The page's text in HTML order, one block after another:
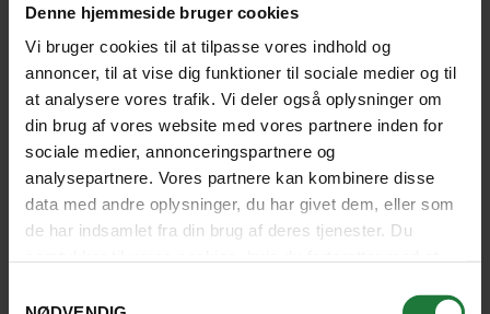
Denne hjemmeside bruger cookies
Vi bruger cookies til at tilpasse vores indhold og
annoncer, til at vise dig funktioner til sociale medier og til
at analysere vores trafik. Vi deler også oplysninger om
din brug af vores website med vores partnere inden for
sociale medier, annonceringspartnere og
analysepartnere. Vores partnere kan kombinere disse
data med andre oplysninger, du har givet dem, eller som
de har indsamlet fra din brug af deres tjenester. Du
SE HOTEL
INKLUDERET I PRISEN